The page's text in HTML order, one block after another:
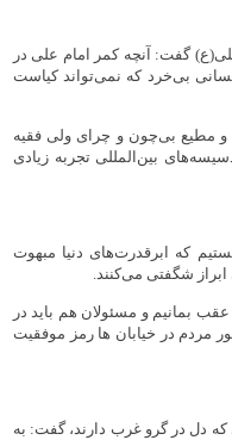
گفت: آنچه کمر امام علی در
بی‌خرد که نمی‌تواند کیاست
و مطیع بی‌چون و چرای ولی فقیه
بین‌المللی تجربه زیادی
که ابرقدرت‌های دنیا مبهوت
ابراز شگفتی می‌کنند.
عقب بمانیم و مسئولان هم باید در
مردم در خیابان ها رمز موفقیت
دل در گرو غرب دارند، گفت: به